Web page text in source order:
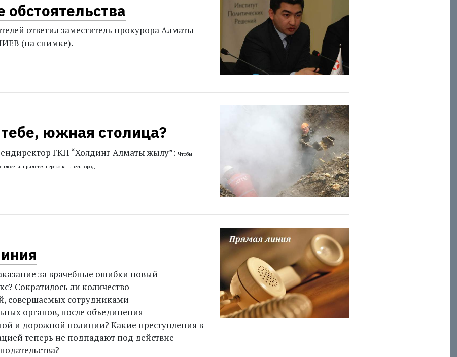
ответил заместитель прокурора Алматы
(на снимке).
южная столица?
ГКП “Холдинг Алматы жылу”: Чтобы
придется перекопатьвесь город
за врачебные ошибки новый
Сократилось ли количество
совершаемых сотрудниками
органов, после объединения
и дорожной полиции? Какие преступления в
теперь не подпадают под действие